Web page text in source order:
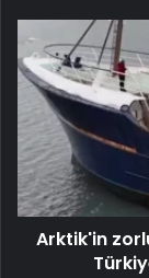
Arktik'in